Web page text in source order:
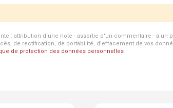
: attribution d'une note - assortie d'un commentaire - à un
de rectification, de portabilité, d’effacement de vos
de protection des données personnelles